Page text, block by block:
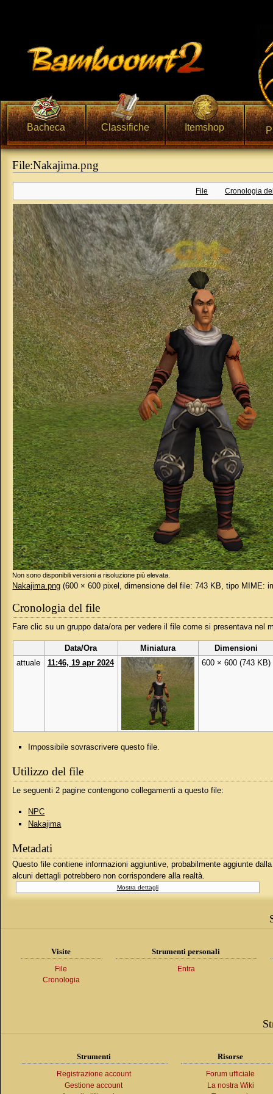
Bacheca Classifiche Itemshop
File:Nakajima.png
File Cronologia
Non sono disponibili versioni a risoluzione più elevata.
Nakajima.png ‎(600 × 600 pixel, dimensione del file: 743 KB, tipo MIME:
Cronologia del file
Fare clic su un gruppo data/ora per vedere il file come si presentava nel
Data/Ora Miniatura
Dimensioni
attuale
11:46, 19 apr 2024 600 × 600 (743 KB)
Impossibile sovrascrivere questo file.
Utilizzo del file
Le seguenti 2 pagine contengono collegamenti a questo file:
NPC
Nakajima
Metadati
Questo file contiene informazioni aggiuntive, probabilmente aggiunte
alcuni dettagli potrebbero non corrispondere alla realtà.
Mostra dettagli
Visite
File
Cronologia
Strumenti personali
Entra
Strumenti
Registrazione account
Gestione account
Risorse
Forum ufficiale
La nostra Wiki